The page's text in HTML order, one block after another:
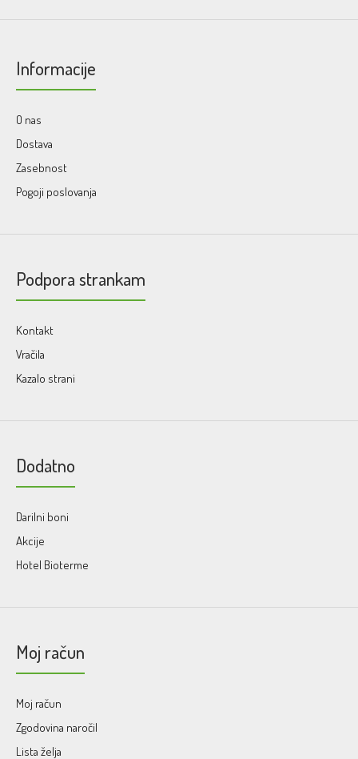
Informacije
O nas
Dostava
Zasebnost
Pogoji poslovanja
Podpora strankam
Kontakt
Vračila
Kazalo strani
Dodatno
Darilni boni
Akcije
Hotel Bioterme
Moj račun
Moj račun
Zgodovina naročil
Lista želja